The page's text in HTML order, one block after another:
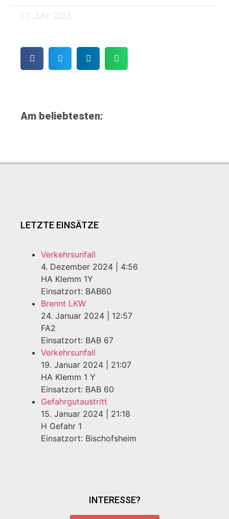
17. JUNI 2023
Am beliebtesten:
LETZTE EINSÄTZE
Verkehrsunfall
4. Dezember 2024
4:56
HA Klemm 1Y
Einsatzort: BAB60
Brennt LKW
24. Januar 2024
12:57
FA2
Einsatzort: BAB 67
Verkehrsunfall
19. Januar 2024
21:07
HA Klemm 1 Y
Einsatzort: BAB 60
Gefahrgutaustritt
15. Januar 2024
21:18
H Gefahr 1
Einsatzort: Bischofsheim
INTERESSE?